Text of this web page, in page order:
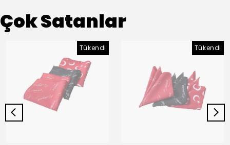
Çok Satanlar
Tükendi Tükendi